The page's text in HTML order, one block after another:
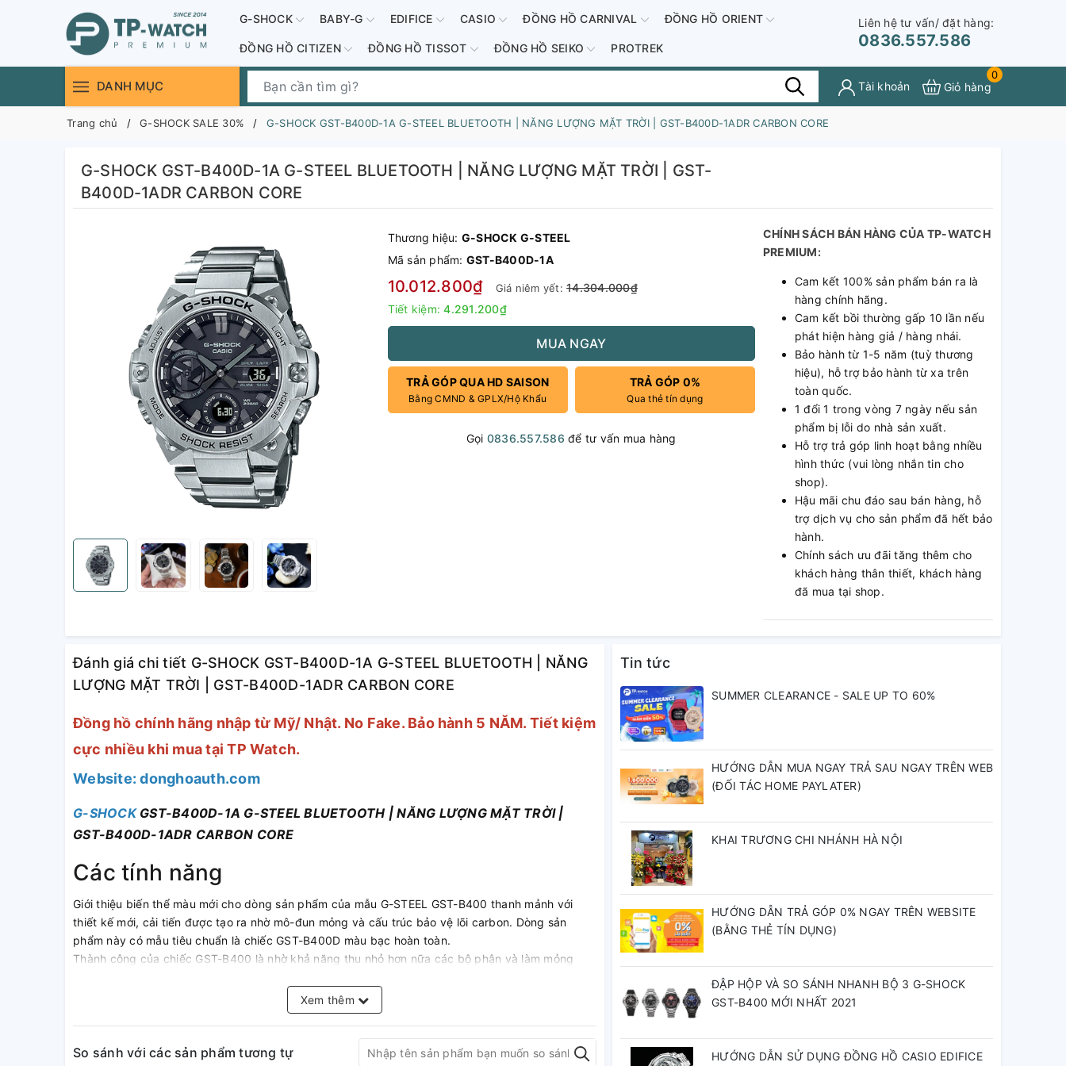
G-SHOCK BABY-G EDIFICE CASIO ĐỒNG HỒ CARNIVAL ĐỒNG HỒ ORIENT
ĐỒNG HỒ CITIZEN ĐỒNG HỒ TISSOT ĐỒNG HỒ SEIKO PROTREK
Liên hệ tư vấn/ đặt hàng:
0836.557.586
DANH MỤC Tài khoản
0
Giỏ hàng
Trang chủ G-SHOCK SALE 30% G-SHOCK GST-B400D-1A G-STEEL BLUETOOTH | NĂNG LƯỢNG MẶT TRỜI | GST-B400D-1ADR CARBON CORE
G-SHOCK GST-B400D-1A G-STEEL BLUETOOTH | NĂNG LƯỢNG MẶT TRỜI | GST-
B400D-1ADR CARBON CORE
Thương hiệu: G-SHOCK G-STEEL
Mã sản phẩm: GST-B400D-1A
10.012.800₫ Giá niêm yết:14.304.000₫
Tiết kiệm:4.291.200₫
MUA NGAY
TRẢ GÓP QUA HD SAISON
Bằng CMND & GPLX/Hộ Khẩu
TRẢ GÓP 0%
Qua thẻ tín dụng
Gọi 0836.557.586 để tư vấn mua hàng
CHÍNH SÁCH BÁN HÀNG CỦA TP-WATCH
PREMIUM:
Cam kết 100% sản phẩm bán ra là
hàng chính hãng.
Cam kết bồi thường gấp 10 lần nếu
phát hiện hàng giả / hàng nhái.
Bảo hành từ 1-5 năm (tuỳ thương
hiệu), hỗ trợ bảo hành từ xa trên
toàn quốc.
1 đổi 1 trong vòng 7 ngày nếu sản
phẩm bị lỗi do nhà sản xuất.
Hỗ trợ trả góp linh hoạt bằng nhiều
hình thức (vui lòng nhắn tin cho
shop).
Hậu mãi chu đáo sau bán hàng, hỗ
trợ dịch vụ cho sản phẩm đã hết bảo
hành.
Chính sách ưu đãi tăng thêm cho
khách hàng thân thiết, khách hàng
đã mua tại shop.
Đánh giá chi tiết G-SHOCK GST-B400D-1A G-STEEL BLUETOOTH | NĂNG
LƯỢNG MẶT TRỜI | GST-B400D-1ADR CARBON CORE
Đồng hồ chính hãng nhập từ Mỹ/ Nhật. No Fake. Bảo hành 5 NĂM. Tiết kiệm
cực nhiều khi mua tại TP Watch.
Website: donghoauth.com
G-SHOCK GST-B400D-1A G-STEEL BLUETOOTH | NĂNG LƯỢNG MẶT TRỜI |
GST-B400D-1ADR CARBON CORE
Các tính năng
Giới thiệu biến thể màu mới cho dòng sản phẩm của mẫu G-STEEL GST-B400 thanh mảnh với
thiết kế mới, cải tiến được tạo ra nhờ mô-đun mỏng và cấu trúc bảo vệ lõi carbon. Dòng sản
phẩm này có mẫu tiêu chuẩn là chiếc GST-B400D màu bạc hoàn toàn.
Thành công của chiếc GST-B400 là nhờ khả năng thu nhỏ hơn nữa các bộ phận và làm mỏng
Mức tiêu thụ điện năng cũng được giảm đáng kể.
Ngoài ra, cấu trúc bảo vệ lõi carbon giúp mẫu này trở thành mẫu đồng hồ mỏng nhất trong dòng
từ nắp sau đến mặt trên gờ chỉ là 12,9 mm, nhỏ hơn một milimet so với mẫu GST-B100.
Xem thêm
So sánh với các sản phẩm tương tự
Tin tức
SUMMER CLEARANCE - SALE UP TO 60%
HƯỚNG DẪN MUA NGAY TRẢ SAU NGAY TRÊN WEB
(ĐỐI TÁC HOME PAYLATER)
KHAI TRƯƠNG CHI NHÁNH HÀ NỘI
HƯỚNG DẪN TRẢ GÓP 0% NGAY TRÊN WEBSITE
(BẰNG THẺ TÍN DỤNG)
ĐẬP HỘP VÀ SO SÁNH NHANH BỘ 3 G-SHOCK
GST-B400 MỚI NHẤT 2021
HƯỚNG DẪN SỬ DỤNG ĐỒNG HỒ CASIO EDIFICE